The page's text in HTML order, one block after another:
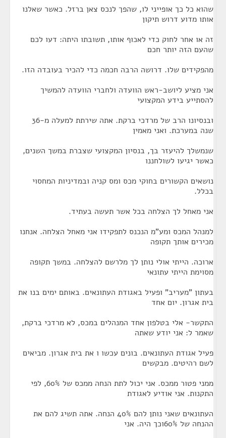
שהוא כל כך אופייני לו, שהפך לנכס צאן ברזל. כאשר שאלנו
אותו מדוע דרוש תיקון
זה או אחר לחוק כדי לאכוף אותו, תשובתו היתה: דעו לכם
שהעם הזה יותר חכם
מהפקידים שלו. דרושה הרבה חכמה כדי להכיר בעובדה הזו.
אני מציע ליושב-ראש הוועדה ולחברי הוועדה להמשיך
להסתייע בידע המקצועי
ובנסיונו הרב של מרדכי ברקת. אתה שירתת למעלה מ-36
שנה במערכת. ואני מאמין
שנמשלך להיעזר בך, בנסיון המקצועי שצברת במשך השנים,
כאשר יגיעו לשולחננו
נושאים הקשורים בחוקי מכס ומס קניה ובמדיניות המחסוי
בכלל.
אני מאחל לך הצלחה בכל אשר תעשה בעתיד.
למנהל המכס ומע"מ הנכנס לתפקידו אני מאחל הצלחה. אנחנו
מכירים אותך תקופה
ארוכה. הייתי אולי נותן לך מלרשם להצלחה. במשך תקופה
מסוימת הייתי עתונאי
בעתון "מעריב" ופעיל באגודת העתונאים. באותם ימים בנו את
בית אגרון. יום אחד
התקשר- אלי בטלפון אחד המנהלים במכס, לא מרדכי ברקת,
שאמר ל: אני יודע שאתה
פעיל אגודת העתונאים. בונים עכשו ו את בית אגרון. מביאים
לשם רהיטים. מבקשים
ממני פטור ממכס. אני יכול לתת הנחה ממכס של 60%, לפי
התקנות. אני אודיע לאגודת
העתונאים שאני נותן להם 40% הנחה. אתה תשיג להם את
ההנחה של 60%וכך היה. אני